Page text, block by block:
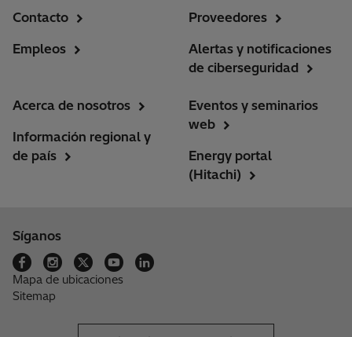
Contacto
Empleos
Proveedores
Alertas y notificaciones
de ciberseguridad
Acerca de nosotros
Información regional y
de país
Eventos y seminarios
web
Energy portal
(Hitachi)
Síganos
Mapa de ubicaciones
Sitemap